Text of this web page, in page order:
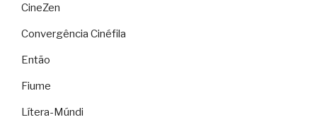
CineZen
Convergência Cinéfila
Então
Fiume
Lítera-Múndi